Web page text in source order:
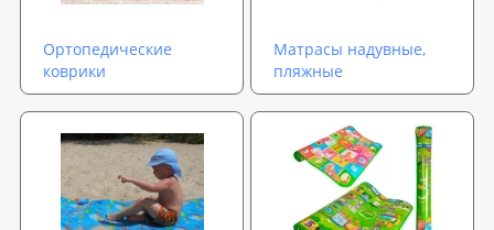
Ортопедические
коврики
Матрасы надувные,
пляжные